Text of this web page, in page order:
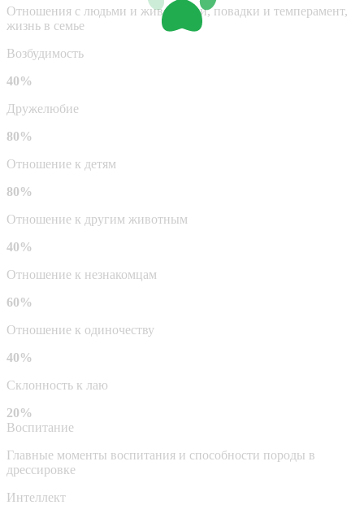
Отношения с людьми и животными, повадки и темперамент,
жизнь в семье
Возбудимость
40%
Дружелюбие
80%
Отношение к детям
80%
Отношение к другим животным
40%
Отношение к незнакомцам
60%
Отношение к одиночеству
40%
Склонность к лаю
20%
Воспитание
Главные моменты воспитания и способности породы в
дрессировке
Интеллект